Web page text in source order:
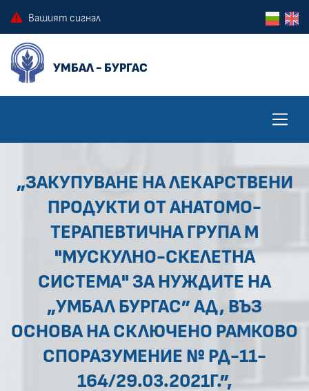
Вашият сигнал
„ЗАКУПУВАНЕ НА ЛЕКАРСТВЕНИ
ПРОДУКТИ ОТ АНАТОМО-
ТЕРАПЕВТИЧНА ГРУПА М
"МУСКУЛНО-СКЕЛЕТНА
СИСТЕМА" ЗА НУЖДИТЕ НА
„УМБАЛ БУРГАС” АД, ВЪЗ
ОСНОВА НА СКЛЮЧЕНО РАМКОВО
СПОРАЗУМЕНИЕ № РД-11-
164/29.03.2021Г.”,